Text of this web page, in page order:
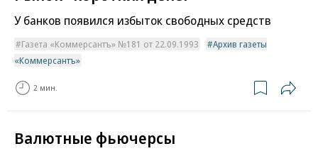
У банков появился избыток свободных средств
Газета «Коммерсантъ» №181 от 22.09.1993
Архив газеты
«Коммерсантъ»
2 мин.
Валютные фьючерсы